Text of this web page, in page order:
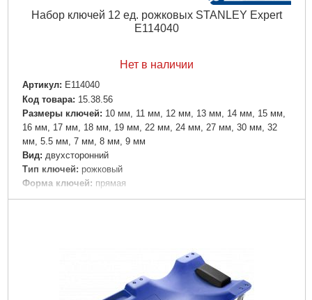
Набор ключей 12 ед. рожковых STANLEY Expert
E114040
Нет в наличии
Артикул: E114040
Код товара: 15.38.56
Размеры ключей: 10 мм, 11 мм, 12 мм, 13 мм, 14 мм, 15 мм,
16 мм, 17 мм, 18 мм, 19 мм, 22 мм, 24 мм, 27 мм, 30 мм, 32
мм, 5.5 мм, 7 мм, 8 мм, 9 мм
Вид: двуxсторонний
Тип ключей: рожковый
Форма ключей: прямая
Материал: сталь
Подробнее...